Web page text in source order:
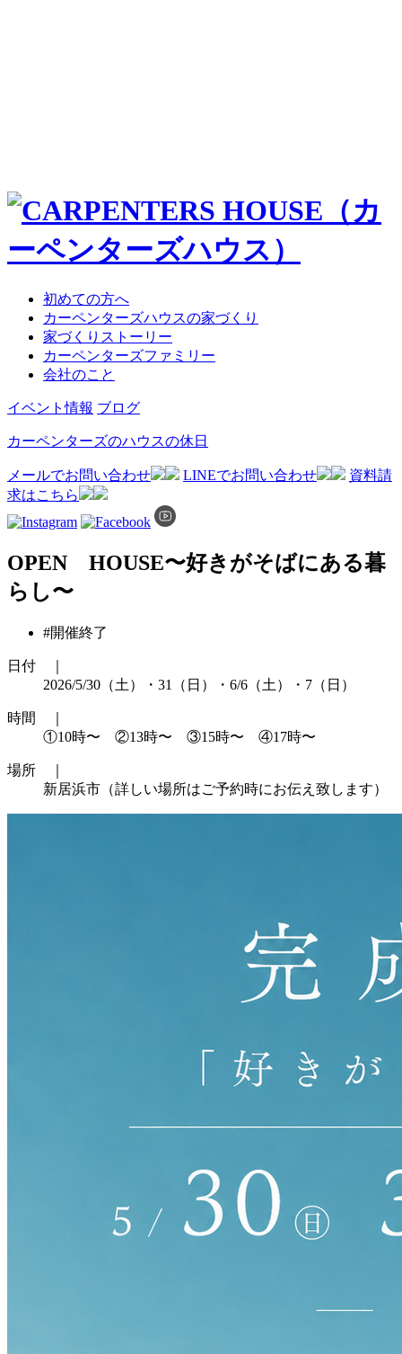
初めての方へ
カーペンターズハウスの家づくり
家づくりストーリー
カーペンターズファミリー
会社のこと
イベント情報 ブログ
カーペンターズのハウスの休日
メールでお問い合わせ LINEでお問い合わせ
資料請
求はこちら
OPEN HOUSE〜好きがそばにある暮
らし〜
#開催終了
日付 ｜
2026/5/30（土）・31（日）・6/6（土）・7（日）
時間 ｜
①10時〜 ②13時〜 ③15時〜 ④17時〜
場所 ｜
新居浜市（詳しい場所はご予約時にお伝え致します）